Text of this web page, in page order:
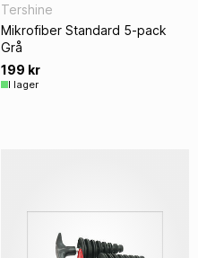
Tershine
Mikrofiber Standard 5-pack
Grå
199 kr
I lager